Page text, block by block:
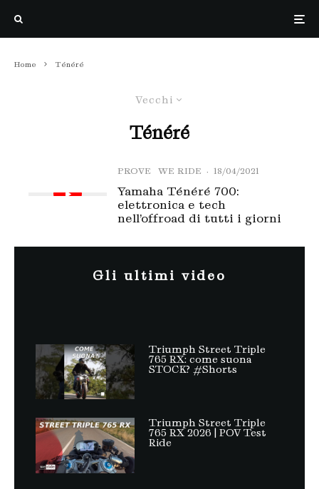
Home Ténéré
Vecchi
Ténéré
PROVE WE RIDE · 18/04/2021
Yamaha Ténéré 700:
elettronica e tech
nell’offroad di tutti i giorni
Gli ultimi video
Triumph Street Triple
765 RX: come suona
STOCK? #Shorts
Triumph Street Triple
765 RX 2026 | POV Test
Ride